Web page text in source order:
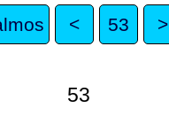
< 53 >
53